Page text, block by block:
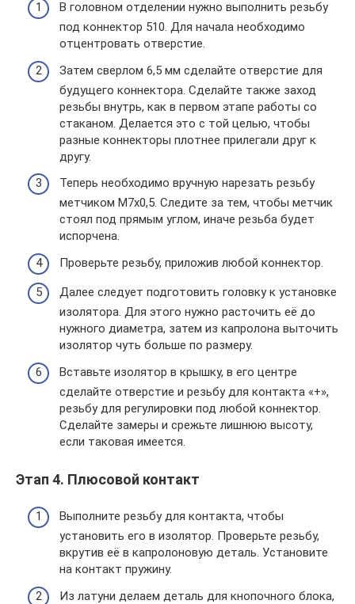
В головном отделении нужно выполнить резьбу
под коннектор 510. Для начала необходимо
отцентровать отверстие.
Затем сверлом 6,5 мм сделайте отверстие для
будущего коннектора. Сделайте также заход
резьбы внутрь, как в первом этапе работы со
стаканом. Делается это с той целью, чтобы
разные коннекторы плотнее прилегали друг к
другу.
Теперь необходимо вручную нарезать резьбу
метчиком М7х0,5. Следите за тем, чтобы метчик
стоял под прямым углом, иначе резьба будет
испорчена.
Проверьте резьбу, приложив любой коннектор.
Далее следует подготовить головку к установке
изолятора. Для этого нужно расточить её до
нужного диаметра, затем из капролона выточить
изолятор чуть больше по размеру.
Вставьте изолятор в крышку, в его центре
сделайте отверстие и резьбу для контакта «+»,
резьбу для регулировки под любой коннектор.
Сделайте замеры и срежьте лишнюю высоту,
если таковая имеется.
Этап 4. Плюсовой контакт
Выполните резьбу для контакта, чтобы
установить его в изолятор. Проверьте резьбу,
вкрутив её в капролоновую деталь. Установите
на контакт пружину.
Из латуни делаем деталь для кнопочного блока,